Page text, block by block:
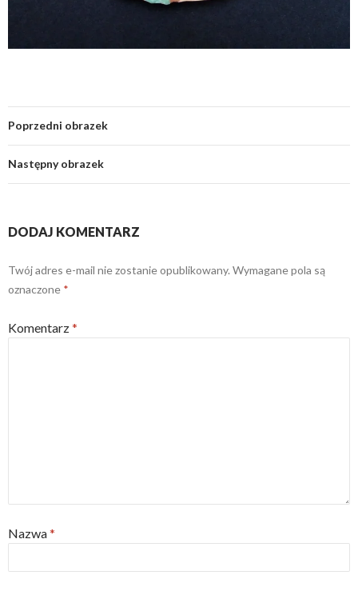
Poprzedni obrazek
Następny obrazek
DODAJ KOMENTARZ
Twój adres e-mail nie zostanie opublikowany. Wymagane pola są
oznaczone *
Komentarz*
Nazwa*